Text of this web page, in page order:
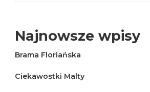
Najnowsze wpisy
Brama Floriańska
Ciekawostki Malty